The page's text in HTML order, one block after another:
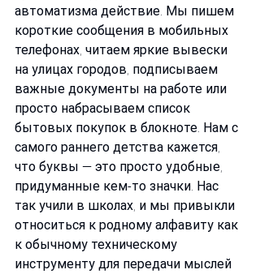
автоматизма действие. Мы пишем
короткие сообщения в мобильных
телефонах, читаем яркие вывески
на улицах городов, подписываем
важные документы на работе или
просто набрасываем список
бытовых покупок в блокноте. Нам с
самого раннего детства кажется,
что буквы — это просто удобные,
придуманные кем-то значки. Нас
так учили в школах, и мы привыкли
относиться к родному алфавиту как
к обычному техническому
инструменту для передачи мыслей